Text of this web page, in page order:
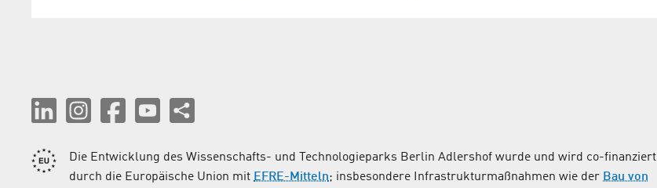
Die Entwicklung des Wissenschafts- und Technologieparks Berlin Adlershof wurde und wird co-finanziert
durch die Europäische Union mit EFRE-Mitteln; insbesondere Infrastrukturmaßnahmen wie der Bau von